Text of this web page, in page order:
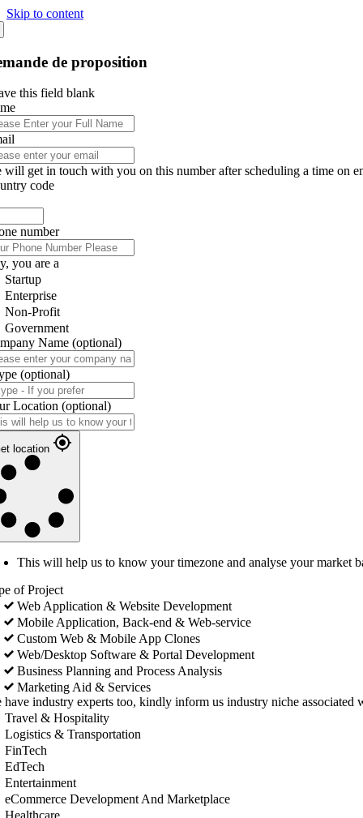
Skip to content
de proposition
this field blank
will get in touch with you on this number after scheduling a time on
code
number
you are a
Startup
Enterprise
Non-Profit
Government
Name (optional)
(optional)
Location (optional)
location
This will help us to know your timezone and analyse your market
of Project
Web Application & Website Development
Mobile Application, Back-end & Web-service
Custom Web & Mobile App Clones
Web/Desktop Software & Portal Development
Business Planning and Process Analysis
Marketing Aid & Services
have industry experts too, kindly inform us industry niche associated
Travel & Hospitality
Logistics & Transportation
FinTech
EdTech
Entertainment
eCommerce Development And Marketplace